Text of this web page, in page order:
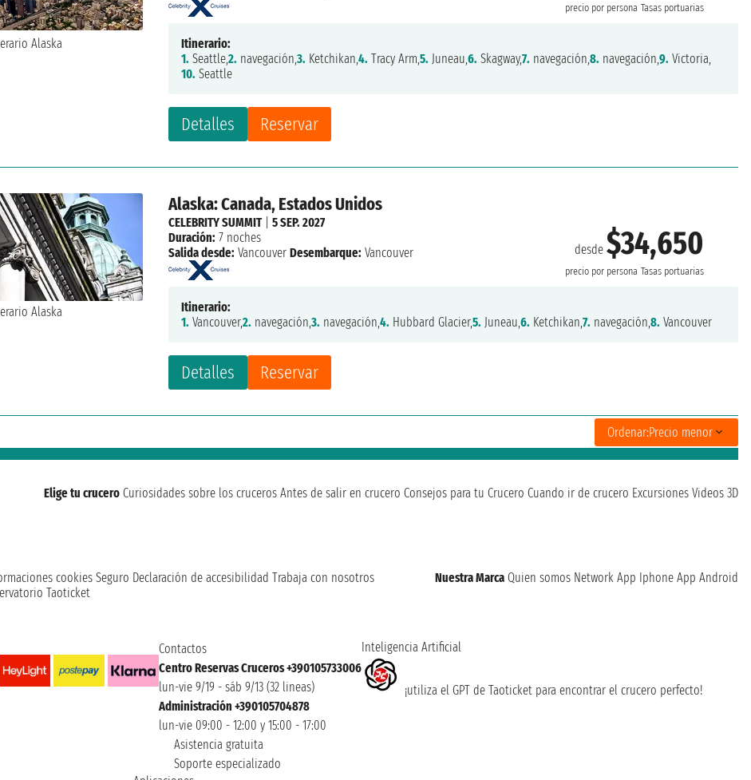
precio por persona Tasas portuarias
Detalles Reservar
Itinerario:
1. Seattle,2. navegación,3. Ketchikan,4. Tracy Arm,5. Juneau,6. Skagway,7. navegación,8. navegación,9. Victoria,
10. Seattle
Alaska: Canada, Estados Unidos
desde$34,650
precio por persona Tasas portuarias
Detalles Reservar
CELEBRITY SUMMIT|5 SEP. 2027
Duración: 7 noches
Salida desde: Vancouver Desembarque: Vancouver
Itinerario:
1. Vancouver,2. navegación,3. navegación,4. Hubbard Glacier,5. Juneau,6. Ketchikan,7. navegación,8. Vancouver
Ordenar:Precio menor
Elige tu crucero Curiosidades sobre los cruceros Antes de salir en crucero Consejos para tu Crucero Cuando ir de crucero Excursiones Videos 3D
cookies Seguro Declaración de accesibilidad Trabaja con nosotros Nuestra Marca Quien somos Network App Iphone App Android
Taoticket
Contactos
Centro Reservas Cruceros +390105733006
lun-vie 9/19 - sáb 9/13 (32 lineas)
Administración +390105704878
lun-vie 09:00 - 12:00 y 15:00 - 17:00
Asistencia gratuita
Soporte especializado
Inteligencia Artificial
¡utiliza el GPT de Taoticket para encontrar el crucero perfecto!